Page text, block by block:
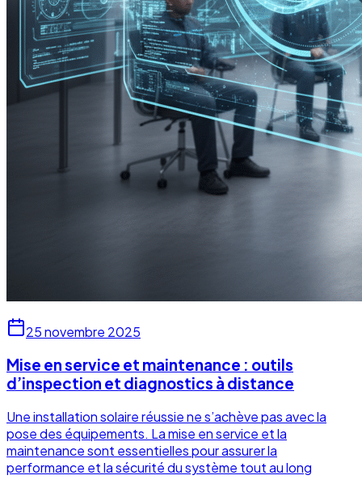
25 novembre 2025
Mise en service et maintenance : outils
d’inspection et diagnostics à distance
Une installation solaire réussie ne s’achève pas avec la
pose des équipements. La mise en service et la
maintenance sont essentielles pour assurer la
performance et la sécurité du système tout au long